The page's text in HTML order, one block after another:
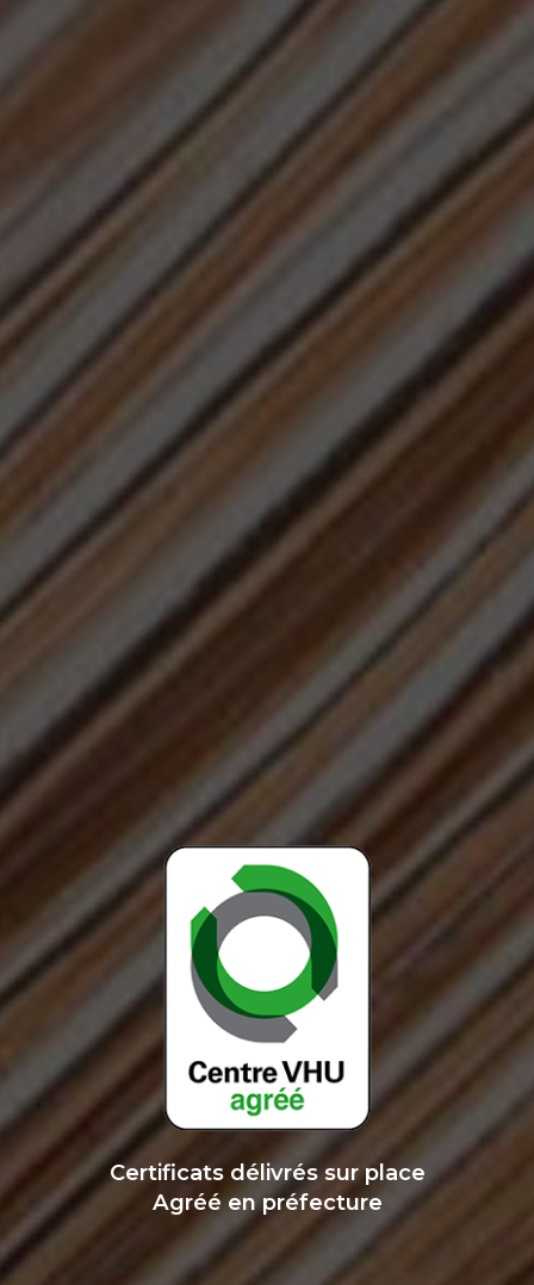
Certificats délivrés sur place
Agréé en préfecture